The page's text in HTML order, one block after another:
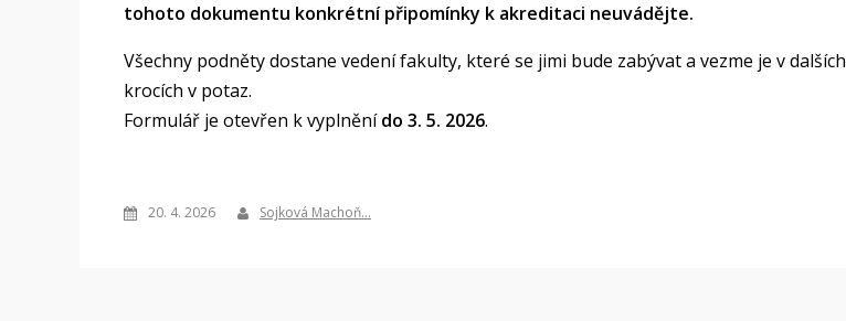
tohoto dokumentu konkrétní připomínky k akreditaci neuvádějte.
Všechny podněty dostane vedení fakulty, které se jimi bude zabývat a vezme je v dalších
krocích v potaz.
Formulář je otevřen k vyplněnído 3. 5. 2026.
20. 4. 2026 Sojková Machoň…